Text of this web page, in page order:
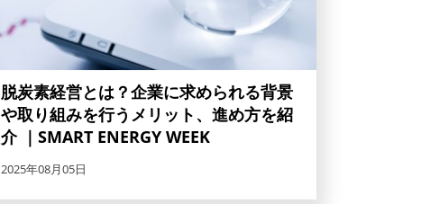
脱炭素経営とは？企業に求められる背景
や取り組みを行うメリット、進め方を紹
介 ｜SMART ENERGY WEEK
2025年08月05日